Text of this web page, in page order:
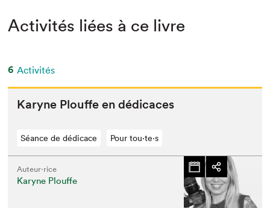
Activités liées à ce livre
6 Activités
Karyne Plouffe en dédicaces
Séance de dédicace Pour tou⋅te⋅s
Auteur·rice
Karyne Plouffe